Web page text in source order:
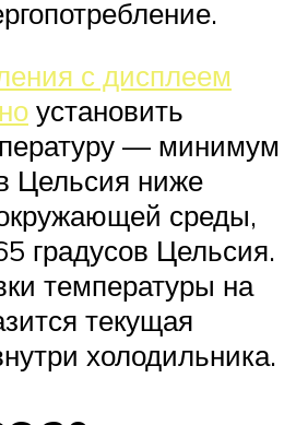
с дисплеем
установить
— минимум
Цельсия ниже
среды,
градусов Цельсия.
температуры на
текущая
холодильника.